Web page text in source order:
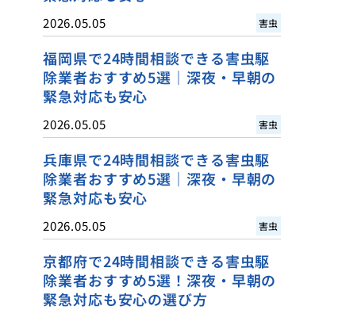
2026.05.05 害虫
福岡県で24時間相談できる害虫駆
除業者おすすめ5選｜深夜・早朝の
緊急対応も安心
2026.05.05 害虫
兵庫県で24時間相談できる害虫駆
除業者おすすめ5選｜深夜・早朝の
緊急対応も安心
2026.05.05 害虫
京都府で24時間相談できる害虫駆
除業者おすすめ5選！深夜・早朝の
緊急対応も安心の選び方